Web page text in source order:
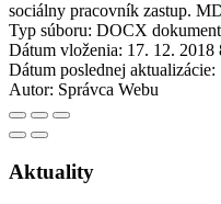
sociálny pracovník zastup.
Typ súboru: DOCX
Dátum vloženia: 17. 12. 2018
Dátum poslednej aktualizácie:
Autor: Správca Webu
Aktuality